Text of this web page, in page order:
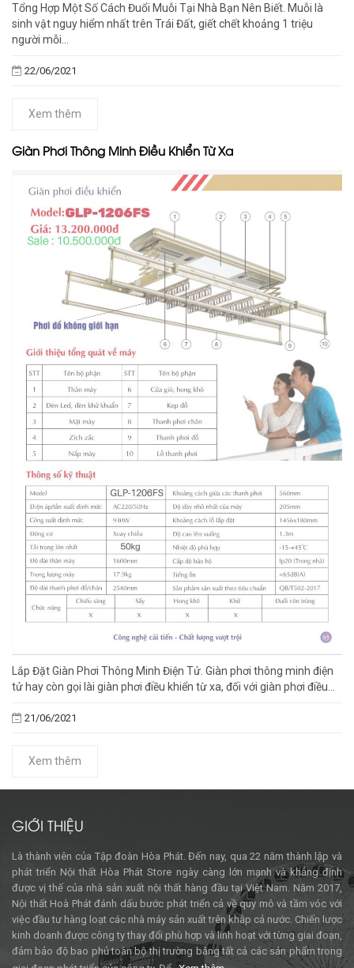
Tổng Hợp Một Số Cách Đuổi Muỗi Tại Nhà Bạn Nên Biết. Muỗi là
sinh vật nguy hiểm nhất trên Trái Đất, giết chết khoảng 1 triệu
người mỗi...
22/06/2021
Xem thêm
Giàn Phơi Thông Minh Điều Khiển Từ Xa
Lắp Đặt Giàn Phơi Thông Minh Điện Tử. Giàn phơi thông minh điện
tử hay còn gọi lài giàn phơi điều khiển từ xa, đối với giàn phơi điều...
21/06/2021
Xem thêm
GIỚI THIỆU
Là thành viên của Tập đoàn Hòa Phát. Đến nay, qua 22 năm thành lập và
phát triển Nội thất Hòa Phát Store ngày càng lớn mạnh và khẳng định
được vị thế của nhà sản xuất nội thất hàng đầu tại Việt Nam. Năm 2017,
Nội thất Hoà Phát đánh dấu bước phát triển cả về quy mô và tầm vóc với
việc đầu tư hàng loạt các nhà máy sản xuất trên khắp cả nước. Chiến lược
kinh doanh được công ty thay đổi phù hợp và linh hoạt với từng giai đoạn,
đảm bảo độ bao phủ toàn bộ thị trường bằng tất cả các sản phẩm trong